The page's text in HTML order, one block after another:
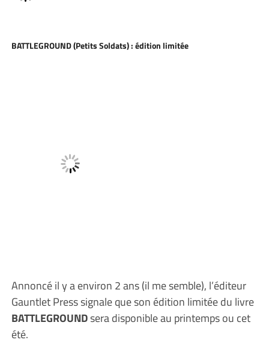
BATTLEGROUND (Petits Soldats) : édition limitée
Annoncé il y a environ 2 ans (il me semble), l’éditeur
Gauntlet Press signale que son édition limitée du livre
BATTLEGROUNDsera disponible au printemps ou cet
été.